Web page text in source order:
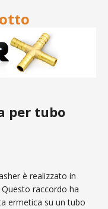
per tubo
è realizzato in
raccordo ha
ermetica su un tubo